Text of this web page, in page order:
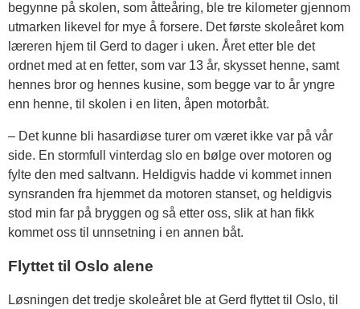
begynne på skolen, som åtteåring, ble tre kilometer gjennom
utmarken likevel for mye å forsere. Det første skoleåret kom
læreren hjem til Gerd to dager i uken. Året etter ble det
ordnet med at en fetter, som var 13 år, skysset henne, samt
hennes bror og hennes kusine, som begge var to år yngre
enn henne, til skolen i en liten, åpen motorbåt.
– Det kunne bli hasardiøse turer om været ikke var på vår
side. En stormfull vinterdag slo en bølge over motoren og
fylte den med saltvann. Heldigvis hadde vi kommet innen
synsranden fra hjemmet da motoren stanset, og heldigvis
stod min far på bryggen og så etter oss, slik at han fikk
kommet oss til unnsetning i en annen båt.
Flyttet til Oslo alene
Løsningen det tredje skoleåret ble at Gerd flyttet til Oslo, til